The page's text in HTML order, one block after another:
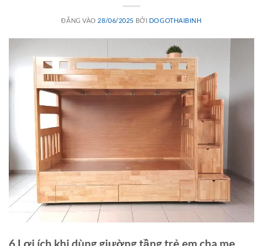
ĐĂNG VÀO 28/06/2025 BỞI DOGOTHAIBINH